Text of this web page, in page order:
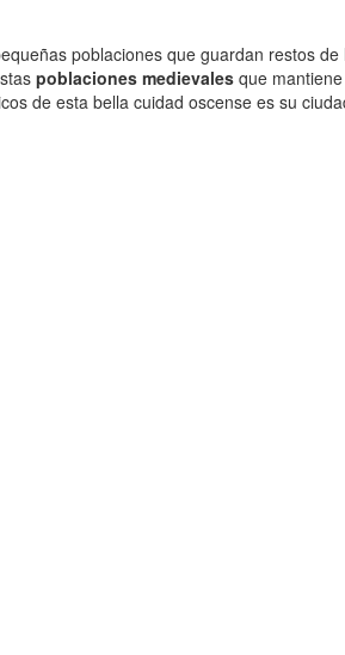
poblaciones que guardan restos
poblaciones medievales que
de esta bella cuidad oscense es su